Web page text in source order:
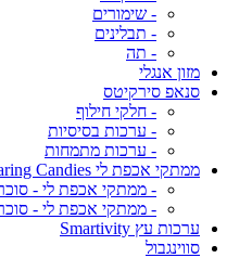
- שימורים
- תבלינים
- תה
מזון אנגלי
סנאפ סירקיטס
- חלקי חילוף
- ערכות בסיסיות
- ערכות מתמחות
ממתקי אכפת לי Caring Candies
- ממתקי אכפת לי -
- ממתקי אכפת לי -
ערכות עץ Smartivity
סווינגבול